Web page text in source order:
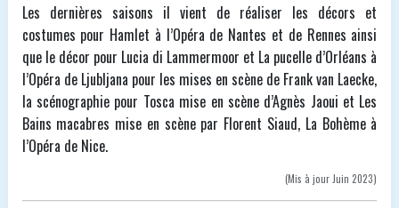
Les dernières saisons il vient de réaliser les décors et
costumes pour Hamlet à l’Opéra de Nantes et de Rennes ainsi
que le décor pour Lucia di Lammermoor et La pucelle d’Orléans à
l’Opéra de Ljubljana pour les mises en scène de Frank van Laecke,
la scénographie pour Tosca mise en scène d’Agnès Jaoui et Les
Bains macabres mise en scène par Florent Siaud, La Bohème à
l’Opéra de Nice.
(Mis à jour Juin 2023)